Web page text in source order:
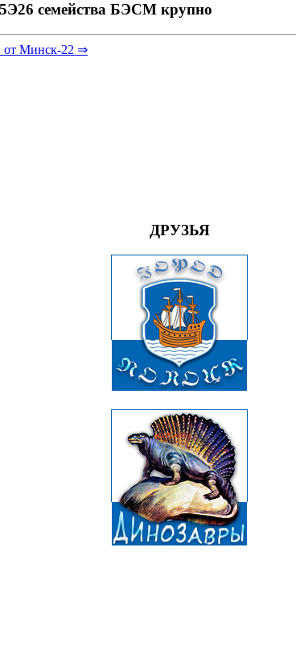
семейства БЭСМ крупно
Минск-22 ⇒
ДРУЗЬЯ